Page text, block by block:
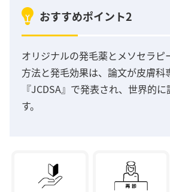
おすすめポイント2
オリジナルの発毛薬とメソセラピ
方法と発毛効果は、論文が皮膚科
『JCDSA』で発表され、世界的
す。